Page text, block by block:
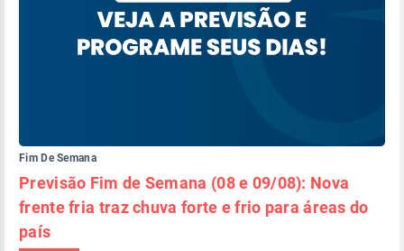
Fim De Semana
Previsão Fim de Semana (08 e 09/08): Nova
frente fria traz chuva forte e frio para áreas do
país